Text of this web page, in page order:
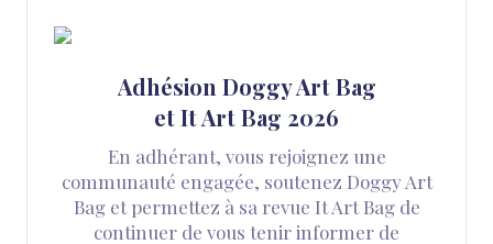
Adhésion Doggy Art Bag
et It Art Bag 2026
En adhérant, vous rejoignez une
communauté engagée, soutenez Doggy Art
Bag et permettez à sa revue It Art Bag de
continuer de vous tenir informer de